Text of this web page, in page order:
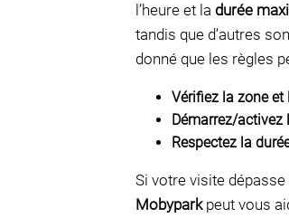
l’heure et la durée
tandis que d’autres
donné que les règles
Vérifiez la zone et
Démarrez/activez
Respectez la
Si votre visite
Mobyparkpeut vous